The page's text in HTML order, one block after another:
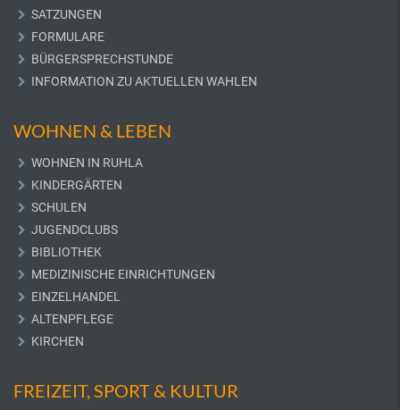
SATZUNGEN
FORMULARE
BÜRGERSPRECHSTUNDE
INFORMATION ZU AKTUELLEN WAHLEN
WOHNEN & LEBEN
WOHNEN IN RUHLA
KINDERGÄRTEN
SCHULEN
JUGENDCLUBS
BIBLIOTHEK
MEDIZINISCHE EINRICHTUNGEN
EINZELHANDEL
ALTENPFLEGE
KIRCHEN
FREIZEIT, SPORT & KULTUR